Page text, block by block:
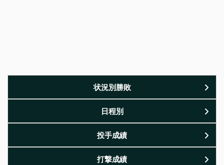
状況別勝敗
日程別
投手成績
打撃成績